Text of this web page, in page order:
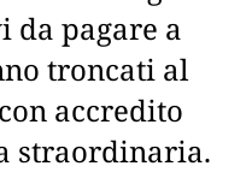
da pagare a
troncati al
accredito
straordinaria.